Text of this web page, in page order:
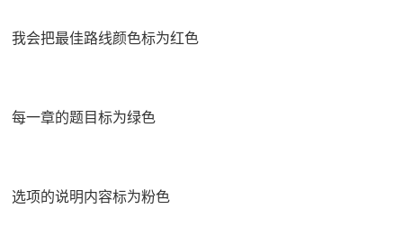
我会把最佳路线颜色标为红色
每一章的题目标为绿色
选项的说明内容标为粉色